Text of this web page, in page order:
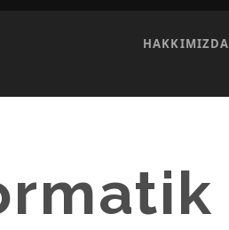
HAKKIMIZDA